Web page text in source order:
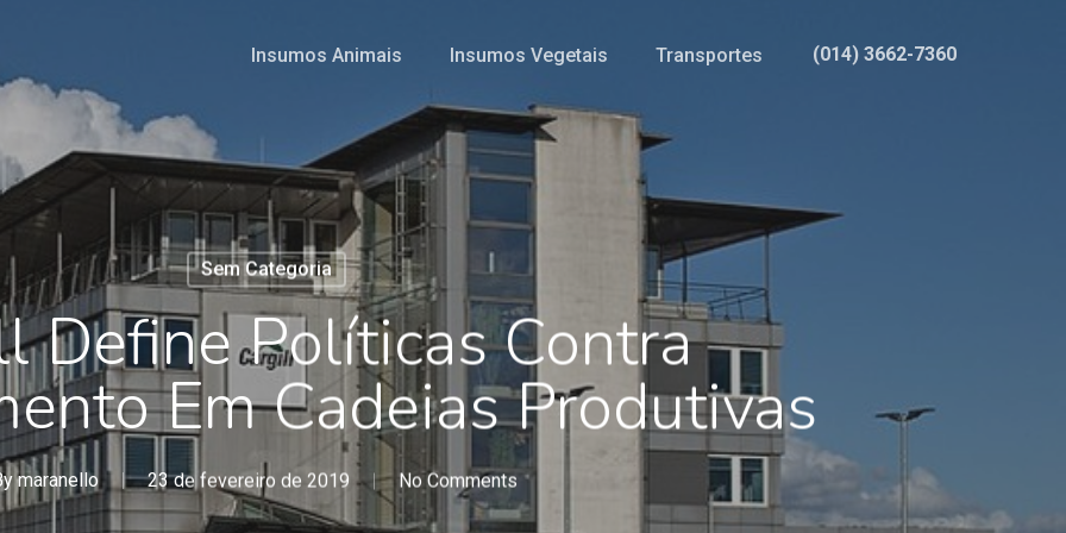
Insumos Animais Insumos Vegetais Transportes (014) 3662-7360
Sem Categoria
Define Políticas Contra
Em Cadeias Produtivas
maranello 23 de fevereiro de 2019 No Comments